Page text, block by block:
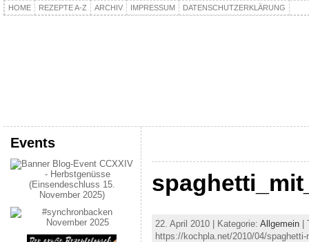
HOME REZEPTE A-Z ARCHIV IMPRESSUM DATENSCHUTZERKLÄRUNG
Events
22. April 2010 | Kategorie: Allgemein|
https://kochpla.net/2010/04/